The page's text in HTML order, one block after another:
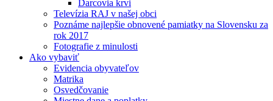
Darcovia krvi
Televízia RAJ v našej obci
Poznáme najlepšie obnovené pamiatky na Slovensku za
rok 2017
Fotografie z minulosti
Ako vybaviť
Evidencia obyvateľov
Matrika
Osvedčovanie